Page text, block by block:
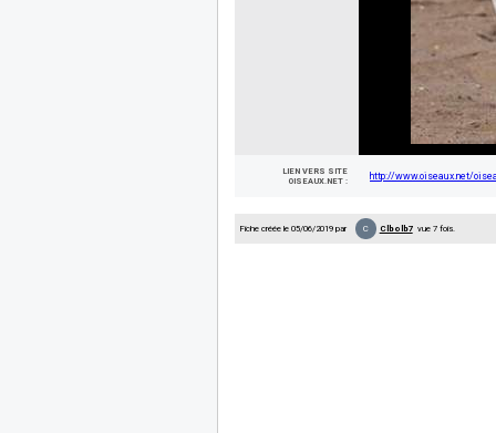
LIEN VERS SITE
OISEAUX.NET :
http://www.oiseaux.net/
Fiche créée le 05/06/2019 par C Clbolb7vue 7 fois.